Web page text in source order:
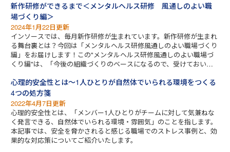
新作研修ができるまで＜メンタルヘルス研修 風通しのよい職
場づくり編＞
2024年1月22日更新
インソースでは、毎月新作研修が生まれています。新作研修が生まれ
る舞台裏とは？今回は「メンタルヘルス研修風通しのよい職場づくり
編」をお届けします！この"メンタルヘルス研修風通しのよい職場づ
くり編"は、「今後の組織づくりのベースになるので、受けておいた
心理的安全性とは～1人ひとりが自然体でいられる環境をつくる
4つの処方箋
2022年4月7日更新
心理的安全性とは、「メンバー1人ひとりがチームに対して気兼ねな
く発言できる、自然体でいられる環境・雰囲気」のことを指します。
本記事では、安全を脅かされると感じる職場でのストレス事例と、効
果的な対応策についてご紹介いたします。